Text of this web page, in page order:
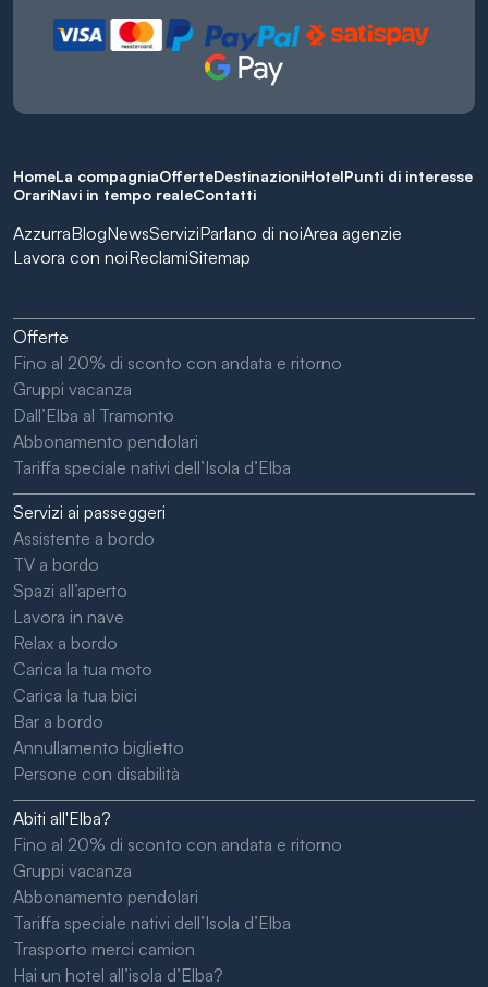
HomeLa compagniaOfferteDestinazioniHotelPunti di interesse
OrariNavi in tempo realeContatti
AzzurraBlogNewsServiziParlano di noiArea agenzie
Lavora con noiReclamiSitemap
Offerte
Fino al 20% di sconto con andata e ritorno
Gruppi vacanza
Dall’Elba al Tramonto
Abbonamento pendolari
Tariffa speciale nativi dell’Isola d’Elba
Servizi ai passeggeri
Assistente a bordo
TV a bordo
Spazi all’aperto
Lavora in nave
Relax a bordo
Carica la tua moto
Carica la tua bici
Bar a bordo
Annullamento biglietto
Persone con disabilità
Abiti all'Elba?
Fino al 20% di sconto con andata e ritorno
Gruppi vacanza
Abbonamento pendolari
Tariffa speciale nativi dell’Isola d’Elba
Trasporto merci camion
Hai un hotel all’isola d’Elba?